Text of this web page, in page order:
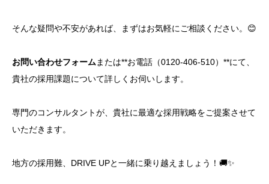
そんな疑問や不安があれば、まずはお気軽にご相談ください。😊
お問い合わせフォーム または**お電話（0120-406-510）**にて、
貴社の採用課題について詳しくお伺いします。
専門のコンサルタントが、貴社に最適な採用戦略をご提案させて
いただきます。
地方の採用難、DRIVE UPと一緒に乗り越えましょう！🚚✨